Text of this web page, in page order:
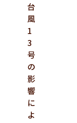
台
風
1
3
号
の
影
響
に
よ